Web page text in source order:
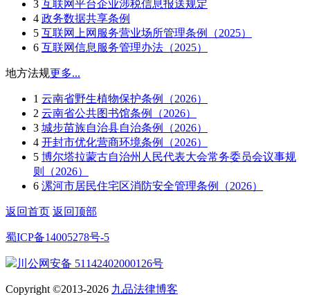
3 互联网平台企业涉税信息报送规定
4 政务数据共享条例
5 互联网上网服务营业场所管理条例（2025）
6 互联网信息服务管理办法（2025）
地方法规更多...
1 云南省野生植物保护条例（2026）
2 云南省公共图书馆条例（2026）
3 城步苗族自治县自治条例（2026）
4 开封市优化营商环境条例（2026）
5 博尔塔拉蒙古自治州人民代表大会常务委员会议事规
则（2026）
6 漯河市居民住宅区消防安全管理条例（2026）
返回首页 返回顶部
蜀ICP备14005278号-5
川公网安备 51142402000126号
Copyright ©2013-2026 九品法律博客